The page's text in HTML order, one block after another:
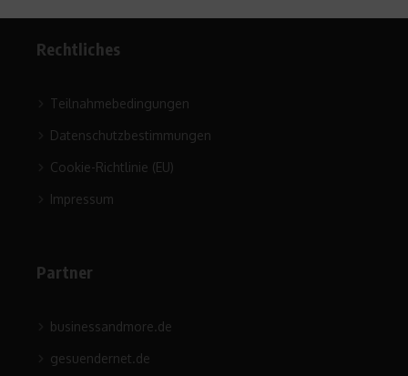
Rechtliches
Teilnahmebedingungen
Datenschutzbestimmungen
Cookie-Richtlinie (EU)
Impressum
Partner
businessandmore.de
gesuendernet.de